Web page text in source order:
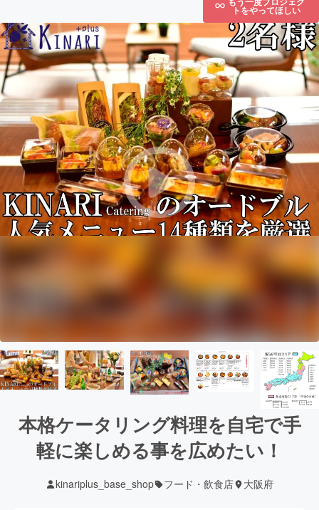
トをやってほしい
本格ケータリング料理を自宅で手
軽に楽しめる事を広めたい！
kinariplus_base_shop フード・飲食店 大阪府